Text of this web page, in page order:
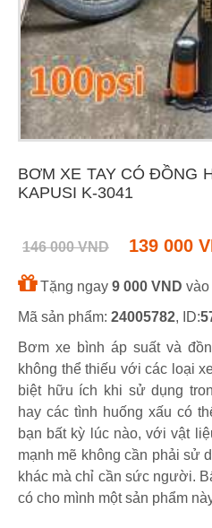
BƠM XE TAY CÓ ĐỒNG
KAPUSI K-3041
146 000 VND 139 000
Tặng ngay 9 000 VND vào
Mã sản phẩm: 24005782, ID:
Bơm xe bình áp suất và
không thể thiếu với các loại
biệt hữu ích khi sử dụng
hay các tình huống xấu có
bạn bất kỳ lúc nào, với vật
mạnh mẽ không cần phải sử
khác mà chỉ cần sức người.
có cho mình một sản phẩm